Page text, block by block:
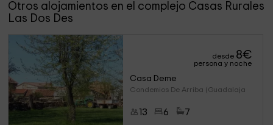
Otros alojamientos en el complejo Casas Rurales
Las Dos Des
desde 8€
persona y noche
Casa Deme
Condemios De Arriba (Guadalaja
13 6 7